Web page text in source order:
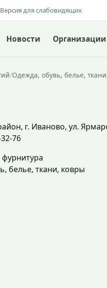
Версия для слабовидящих
Новости Организации
/Одежда, обувь, белье,
г. Иваново, ул.
76
белье, ткани, ковры